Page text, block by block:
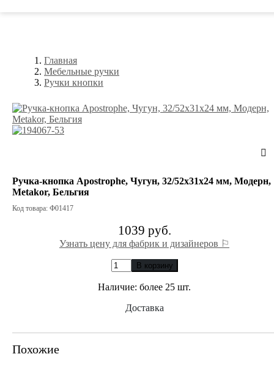
Главная
Мебельные ручки
Ручки кнопки
Ручка-кнопка Apostrophe, Чугун, 32/52х31х24 мм, Модерн,
Metakor, Бельгия
Код товара: Ф01417
1039 руб.
Узнать цену для фабрик и дизайнеров ⚐
В корзину
Наличие: более 25 шт.
Доставка
Похожие